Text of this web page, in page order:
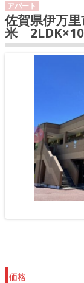
アパート
佐賀県伊万
米
価格